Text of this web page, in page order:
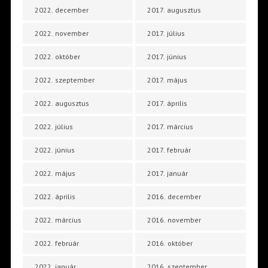
2022. december
2022. november
2022. október
2022. szeptember
2022. augusztus
2022. július
2022. június
2022. május
2022. április
2022. március
2022. február
2017. augusztus
2017. július
2017. június
2017. május
2017. április
2017. március
2017. február
2017. január
2016. december
2016. november
2016. október